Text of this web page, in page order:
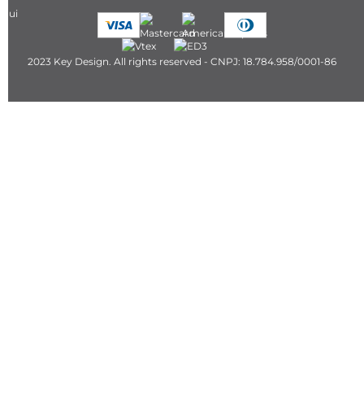
2023 Key Design. All rights reserved - CNPJ: 18.784.958/0001-86